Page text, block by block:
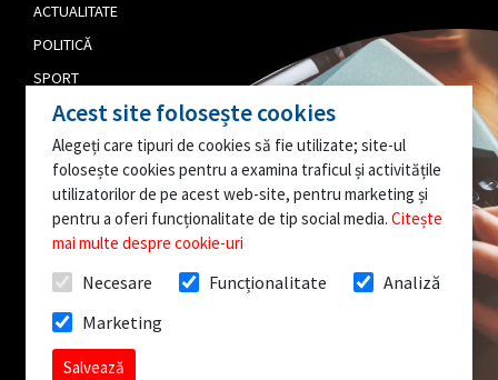
ACTUALITATE
POLITICĂ
SPORT
CULTURĂ
PUBLICITATE
EDITORIAL
AI O INFORMAȚIE
INTERESANTĂ?
SCRIE-NE!
Toate drepturile rezervate @InfoBistrita.ro
Acest site folosește cookies
Alegeți care tipuri de cookies să fie utilizate; site-ul
folosește cookies pentru a examina traficul și activitățile
utilizatorilor de pe acest web-site, pentru marketing și
pentru a oferi funcționalitate de tip social media. Citește
mai multe despre cookie-uri
Necesare Funcționalitate
Analiză
Marketing
Salvează